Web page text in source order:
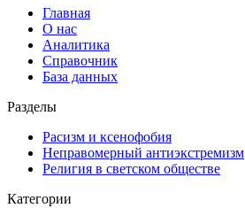
Главная
О нас
Аналитика
Справочник
База данных
Разделы
Расизм и ксенофобия
Неправомерный антиэкстремизм
Религия в светском обществе
Категории